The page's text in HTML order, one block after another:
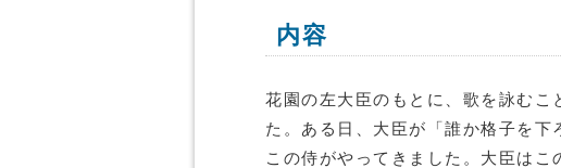
内容
花園の左大臣のもとに、歌を詠むこ
た。ある日、大臣が「誰か格子を下
この侍がやってきました。大臣は